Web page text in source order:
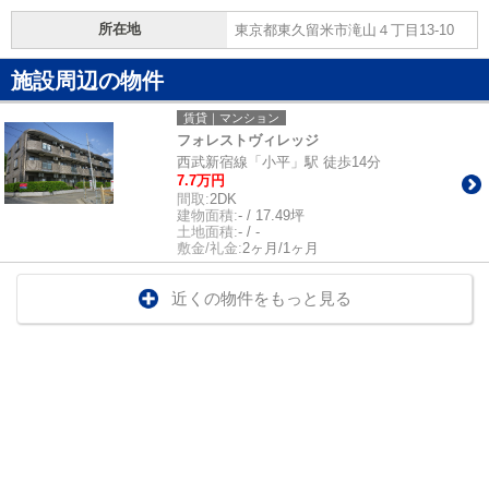
所在地 東京都東久留米市滝山４丁目13-10
施設周辺の物件
賃貸｜マンション
フォレストヴィレッジ
西武新宿線「小平」駅 徒歩14分
7.7万円
間取:2DK
建物面積:- / 17.49坪
土地面積:- / -
敷金/礼金:2ヶ月/1ヶ月
近くの物件をもっと見る